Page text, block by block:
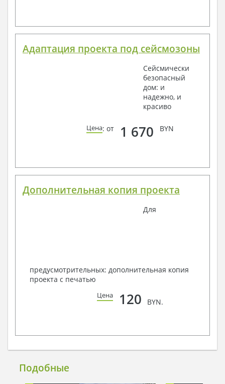
Адаптация проекта под сейсмозоны
Сейсмически
безопасный
дом: и
надежно, и
красиво
Цена: от 1 670 BYN
Дополнительная копия проекта
Для
предусмотрительных: дополнительная копия
проекта с печатью
Цена 120 BYN.
Подобные